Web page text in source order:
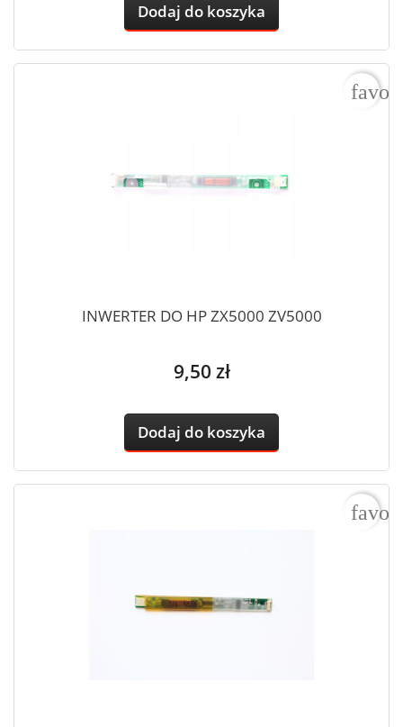
Dodaj do koszyka
INWERTER DO HP ZX5000 ZV5000
Cena
9,50 zł
Dodaj do koszyka